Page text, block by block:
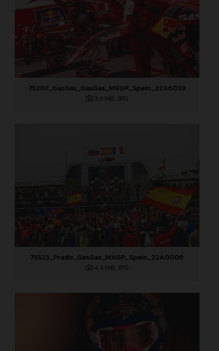
75207_GasGas_GasGas_MXGP_Spain_22A6039
3,9 MB .JPG
75523_Prado_GasGas_MXGP_Spain_22A0006
4,4 MB .JPG